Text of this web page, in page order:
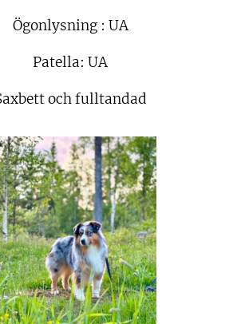
Ögonlysning : UA
Patella: UA
och fulltandad